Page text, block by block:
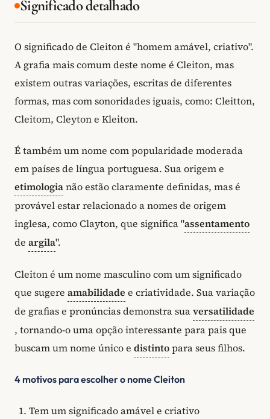
Significado detalhado
O significado de Cleiton é "homem amável, criativo".
A grafia mais comum deste nome é Cleiton, mas
existem outras variações, escritas de diferentes
formas, mas com sonoridades iguais, como: Cleitton,
Cleitom, Cleyton e Kleiton.
É também um nome com popularidade moderada
em países de língua portuguesa. Sua origem e
etimologianão estão claramente definidas, mas é
provável estar relacionado a nomes de origem
inglesa, como Clayton, que significa "assentamento
de argila".
Cleiton é um nome masculino com um significado
que sugere amabilidade e criatividade. Sua variação
de grafias e pronúncias demonstra suaversatilidade
, tornando-o uma opção interessante para pais que
buscam um nome único e distintopara seus filhos.
4 motivos para escolher o nome Cleiton
Tem um significado amável e criativo